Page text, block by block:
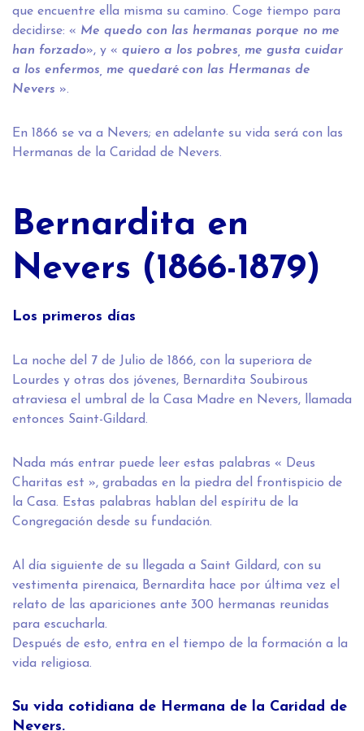
que encuentre ella misma su camino. Coge tiempo para
decidirse: « Me quedo con las hermanas porque no me
han forzado», y « quiero a los pobres, me gusta cuidar
a los enfermos, me quedaré con las Hermanas de
Nevers ».
En 1866 se va a Nevers; en adelante su vida será con las
Hermanas de la Caridad de Nevers.
Bernardita en
Nevers (1866-1879)
Los primeros días
La noche del 7 de Julio de 1866, con la superiora de
Lourdes y otras dos jóvenes, Bernardita Soubirous
atraviesa el umbral de la Casa Madre en Nevers, llamada
entonces Saint-Gildard.
Nada más entrar puede leer estas palabras « Deus
Charitas est », grabadas en la piedra del frontispicio de
la Casa. Estas palabras hablan del espíritu de la
Congregación desde su fundación.
Al día siguiente de su llegada a Saint Gildard, con su
vestimenta pirenaica, Bernardita hace por última vez el
relato de las apariciones ante 300 hermanas reunidas
para escucharla.
Después de esto, entra en el tiempo de la formación a la
vida religiosa.
Su vida cotidiana de Hermana de la Caridad de
Nevers.